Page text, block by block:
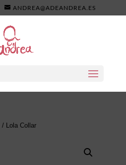
ANDREA@ADEANDREA.ES
/ Lola Collar